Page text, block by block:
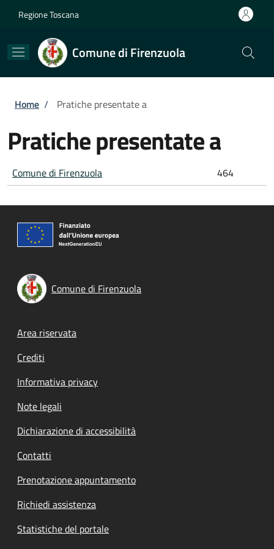
Regione Toscana
Comune di Firenzuola
Briciole di pane
Home / Pratiche presentate a
Pratiche presentate a
Comune di Firenzuola 464
Comune di Firenzuola
Footer menu
Area riservata
Crediti
Informativa privacy
Note legali
Dichiarazione di accessibilità
Contatti
Prenotazione appuntamento
Richiedi assistenza
Statistiche del portale